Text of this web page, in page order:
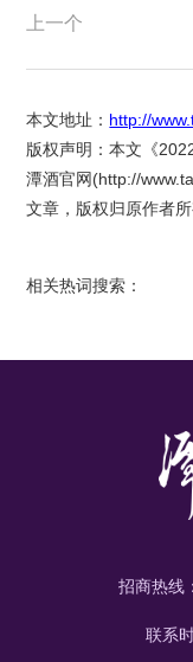
上一个
本文地址： http://
版权声明：本文《
潭酒官网(http://
文章，版权归原作者
相关热词搜索：
招商热线：
联系